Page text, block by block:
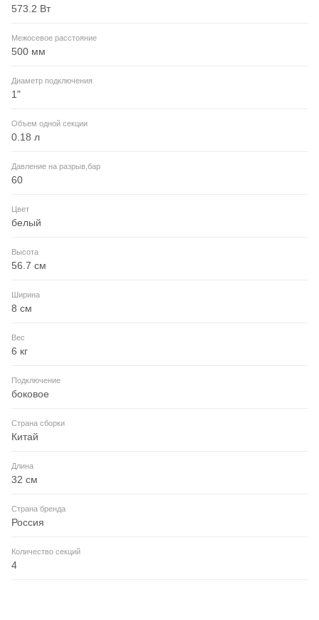
573.2 Вт
Межосевое расстояние
500 мм
Диаметр подключения
1"
Объем одной секции
0.18 л
Давление на разрыв,бар
60
Цвет
белый
Высота
56.7 см
Ширина
8 см
Вес
6 кг
Подключение
боковое
Страна сборки
Китай
Длина
32 см
Страна бренда
Россия
Количество секций
4